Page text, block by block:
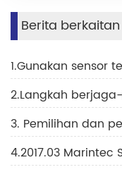
Berita berkaitan
1.Gunakan sensor
3. Pemilihan dan